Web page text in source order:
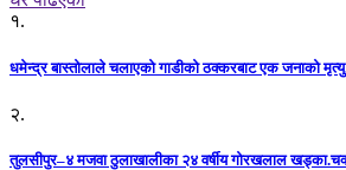
१.
धमेन्द्र बास्तोलाले चलाएको गाडीको ठक्करबाट एक जनाको मृत्यु,
२.
तुलसीपुर–४ मजवा ठुलाखालीका २४ वर्षीय गोरखलाल